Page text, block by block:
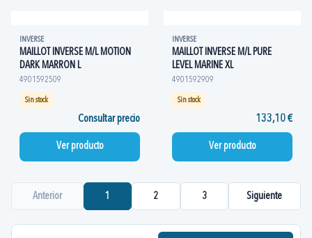
INVERSE
MAILLOT INVERSE M/L MOTION
DARK MARRON L
4901592509
Sin stock
Consultar precio
Ver producto
INVERSE
MAILLOT INVERSE M/L PURE
LEVEL MARINE XL
4901592909
Sin stock
133,10 €
Ver producto
Anterior 1 2 3 Siguiente